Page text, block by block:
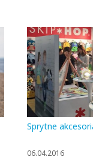
Sprytne
06.04.2016